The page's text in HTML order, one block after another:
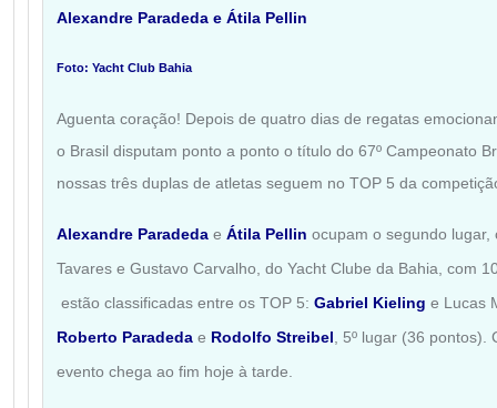
Alexandre Paradeda e Átila Pellin
Foto: Yacht Club Bahia
Aguenta coração! Depois de quatro dias de regatas
o Brasil disputam ponto a ponto o título do 67º Campeonato
nossas três duplas de atletas seguem no TOP 5 da
Alexandre Paradeda e Átila Pellin ocupam o segundo
Tavares e Gustavo Carvalho, do Yacht Clube da Bahia, com
estão classificadas entre os TOP 5: Gabriel Kieling e Lucas
Roberto Paradeda e Rodolfo Streibel , 5º lugar (36
evento chega ao fim hoje à tarde.